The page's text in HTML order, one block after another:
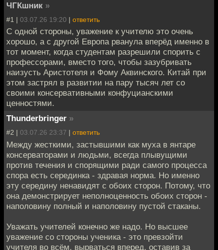
ЧГКшник »
#1 | 03.07.26 19:20 | ответить
С одной стороны, уважение к учителю это очень
хорошо, а с другой Европа рванула вперёд именно в
тот момент, когда студентам разрешили спорить с
профессорами, вместо того, чтобы зазубривать
наизусть Аристотеля и Фому Аквинского. Китай при
этом застрял в развитии на пару тысяч лет со
своими консервативными конфуцианскими
ценностями.
Thunderbringer »
#2 | 03.07.26 23:37 | ответить
Между жесткими, застывшими как муха в янтаре
консерваторами и людьми, всегда плывущими
против течения и спорящими ради самого процесса
спора есть серединка - здравая норма. Но именно
эту середину ненавидят с обоих сторон. Потому, что
она демонстрирует неполноценность обоих сторон -
наполовину полный и наполовину пустой стаканы.
Уважать учителей конечно же надо. Но высшее
уважение со стороны ученика - это превзойти
учителя во всём, вырваться вперед, оставив за